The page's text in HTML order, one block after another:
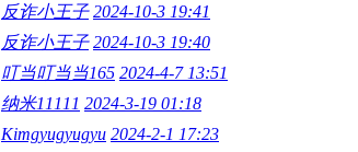
反诈小王子 2024-10-3 19:41
反诈小王子 2024-10-3 19:40
叮当叮当当165 2024-4-7 13:51
纳米11111 2024-3-19 01:18
Kimgyugyugyu 2024-2-1 17:23